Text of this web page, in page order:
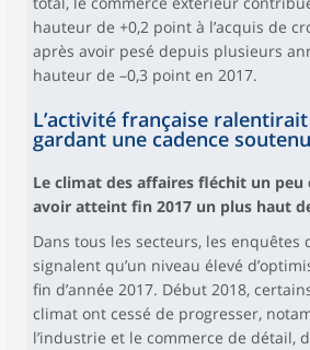
hauteur de +0,2 point à l’acquis de
après avoir pesé depuis plusieurs
hauteur de –0,3 point en 2017.
L’activité française
gardant une cadence
Le climat des affaires fléchit un peu
avoir atteint fin 2017 un plus haut
Dans tous les secteurs, les enquêtes
signalent qu’un niveau élevé
fin d’année 2017. Début 2018,
climat ont cessé de progresser,
l’industrie et le commerce de détail,